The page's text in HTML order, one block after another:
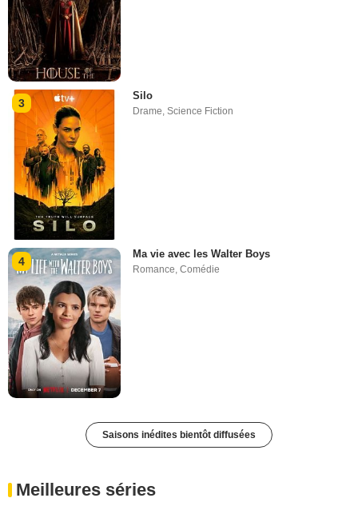
3
Silo
Drame,Science Fiction
4
Ma vie avec les Walter Boys
Romance,Comédie
Saisons inédites bientôt diffusées
Meilleures séries